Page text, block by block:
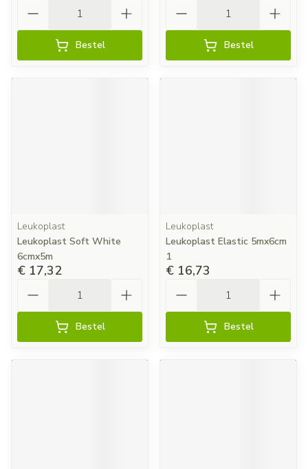
Bestel Bestel
Leukoplast
Leukoplast Soft White
6cmx5m
€ 17,32
Bestel
Leukoplast
Leukoplast Elastic 5mx6cm
1
€ 16,73
Bestel